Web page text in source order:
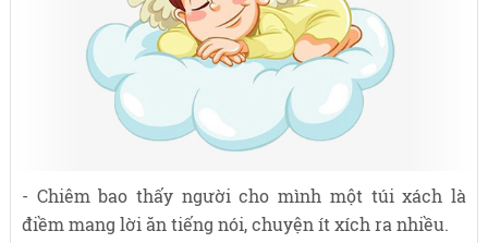
- Chiêm bao thấy người cho mình một túi xách là
điềm mang lời ăn tiếng nói, chuyện ít xích ra nhiều.